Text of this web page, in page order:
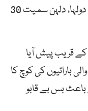
بس حادثے میں 5 افراد جاں بحق جبکہ دولہا، دلہن سمیت 30
قریب پیش آیا
باراتیوں کی کوچ کا
باعث بس بے قابو